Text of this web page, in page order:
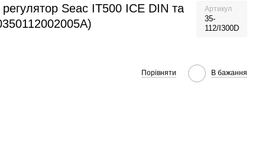
Seac IT500 ICE DIN та
Артикул
35-
112/I300D
Порівняти В бажання